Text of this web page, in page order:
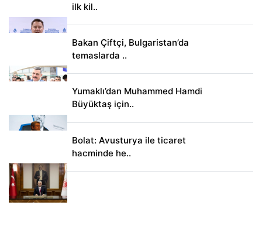
ilk kil..
Bakan Çiftçi, Bulgaristan’da
temaslarda ..
Yumaklı’dan Muhammed Hamdi
Büyüktaş için..
Bolat: Avusturya ile ticaret
hacminde he..